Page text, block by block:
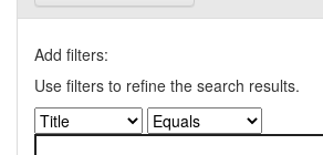
Add filters:
Use filters to refine the search results.